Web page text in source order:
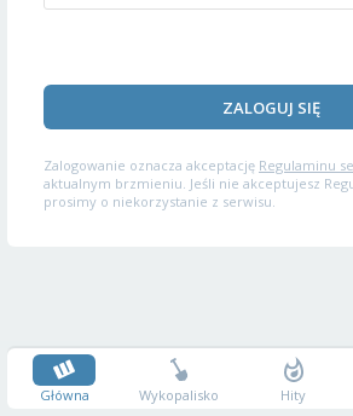
ZALOGUJ SIĘ
Zalogowanie oznacza akceptację Regulaminu
aktualnym brzmieniu. Jeśli nie akceptujesz
prosimy o niekorzystanie z serwisu.
Główna Wykopalisko Hity